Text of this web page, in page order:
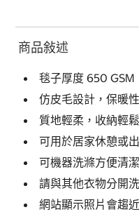
商品敍述
毯子厚度 650 GSM
仿皮毛設計，保暖
質地輕柔，收納輕
可用於居家休憩或
可機器洗滌方便清潔
請與其他衣物分開
網站顯示照片會趨